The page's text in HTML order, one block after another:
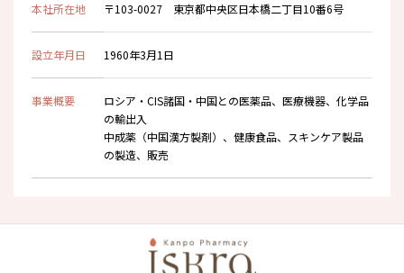
本社所在地 〒103-0027 東京都中央区日本橋二丁目10番6号
設立年月日 1960年3月1日
事業概要
ロシア・CIS諸国・中国との医薬品、医療機器、化学品
の輸出入
中成薬（中国漢方製剤）、健康食品、スキンケア製品
の製造、販売